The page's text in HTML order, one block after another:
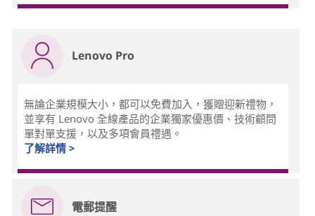
Lenovo Pro
無論企業規模大小，都可以免費加入，獲贈迎新禮物，
並享有 Lenovo 全線產品的企業獨家優惠價、技術顧問
單對單支援，以及多項會員禮遇。
了解詳情 >
電郵提醒